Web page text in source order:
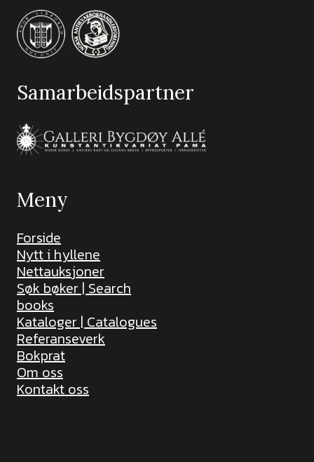
Samarbeidspartner
Meny
Forside
Nytt i hyllene
Nettauksjoner
Søk bøker | Search
books
Kataloger | Catalogues
Referanseverk
Bokprat
Om oss
Kontakt oss